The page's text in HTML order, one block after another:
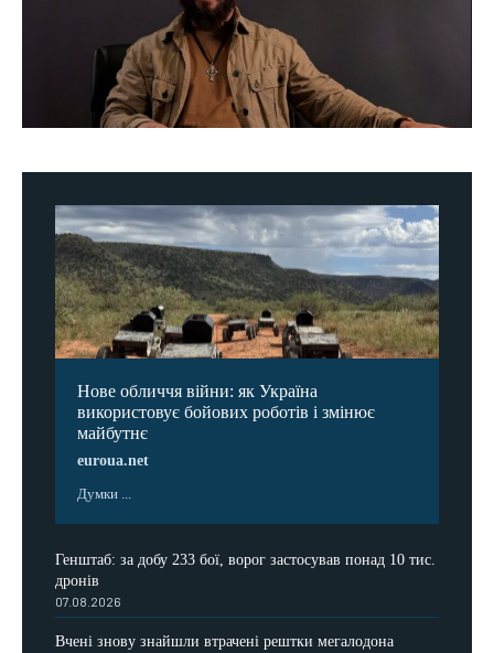
Нове обличчя війни: як Україна
використовує бойових роботів і змінює
майбутнє
euroua.net
Думки ...
Генштаб: за добу 233 бої, ворог застосував понад 10 тис.
дронів
07.08.2026
Вчені знову знайшли втрачені рештки мегалодона